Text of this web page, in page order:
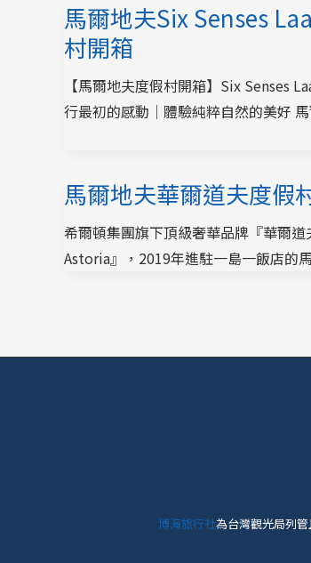
馬爾地夫Six Senses
村開箱
【馬爾地夫度假村開箱】Six Senses
行最初的感動｜體驗純粹自然的美好
馬爾地夫華爾道夫度假
希爾頓集團旗下頂級奢華品牌『華爾
Astoria』，2019年進駐一島一飯店的
博海旅行社為台灣觀光局列